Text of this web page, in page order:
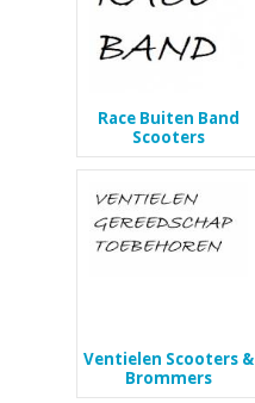
Race Buiten Band
Scooters
Ventielen Scooters &
Brommers